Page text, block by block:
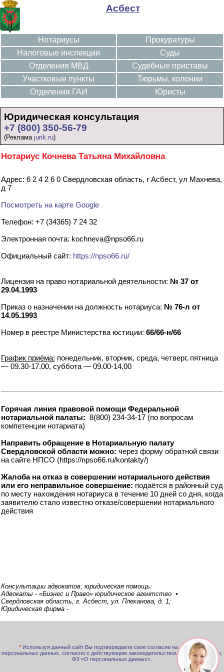
Асбест
Нотариусы
Налоговые инспекции
Отделения МВД
Участковые пункты
Отделения ГАИ
Прокуратуры
Суды
Судебные приставы
Тюрьмы, колонии
Юристы
Юридическая консультация
+7 (800) 350-56-79
(Реклама jurik.ru)
Нотариус Кочнева Татьяна Михайловна
Адрес: 6 2 4 2 6 0 Свердловская область, г Асбест, ул Махнева,
д 7
Посмотреть на карте Google
Телефон: +7 (34365) 7 24 32
Электронная почта: kochneva@npso66.ru
Официальный сайт: https://npso66.ru/
Лицензия на право нотариальной деятельности: № 37 от
29.04.1993
Приказ о назначении на должность нотариуса: № 76-л от
14.05.1993
Номер в реестре Министерства юстиции: 66/66-н/66
График приёма: понедельник, вторник, среда, четверг, пятница
— 09.30-17.00, суббота — 09.00-14.00
Горячая линия правовой помощи Федеральной
нотариальной палаты: 8(800) 234-34-17 (по вопросам
компетенции нотариата)
Направить обращение в Нотариальную палату
Свердловской области можно: через форму обратной связи
на сайте НПСО (https://npso66.ru/kontakty/)
Жалоба на отказ в совершении нотариального действия
или его неправильное совершение: подаётся в районный суд
по месту нахождения нотариуса в течение 10 дней со дня, когда
заявителю стало известно отказе/совершении нотариального
действия
Консультации адвокатов, юридическая помощь:
Адвокаты - «Бизнес и Право» юридическое агентство •
Свердловская область, г. Асбест, ул. Плеханова, д. 1;
Юридическая фирма -
* Используя данный сайт Вы подтверждаете свое согласие на обработку
персональных данных, согласно с действующим законодательством РФ, в частности,
ФЗ «О персональных данных».